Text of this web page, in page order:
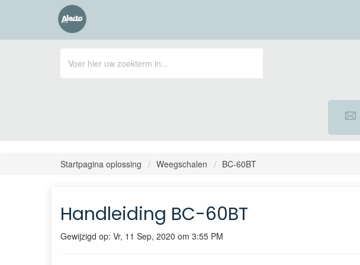
Startpagina oplossing Weegschalen BC-60BT
Handleiding BC-60BT
Gewijzigd op: Vr, 11 Sep, 2020 om 3:55 PM